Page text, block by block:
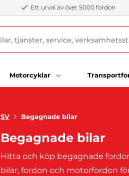
Ett urval av över 5000 fordon
Motorcyklar
SV
Begagnade bilar
Begagnade bilar
Hitta och köp begagnade
bilar, fordon och motorfordon